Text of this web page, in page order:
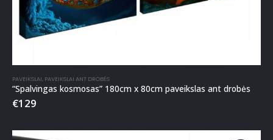
PAVEIKSLAI, PAVEIKSLAI ANT DROBĖS
“Spalvingas kosmosas” 180cm x 80cm paveikslas ant drobės
€129